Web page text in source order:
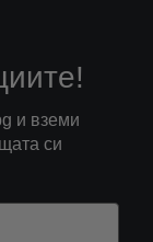
и вземи
си